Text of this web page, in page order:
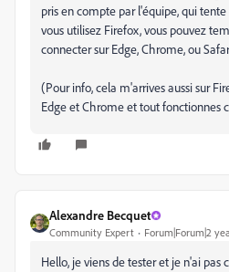
pris en compte par l'équipe, qui
vous utilisez Firefox, vous pouvez
connecter sur Edge, Chrome, ou
(Pour info, cela m'arrives aussi sur
Edge et Chrome et tout fonctionnes
Alexandre Becquet
Community Expert Forum|Forum|2
Hello, je viens de tester et je n'ai pas